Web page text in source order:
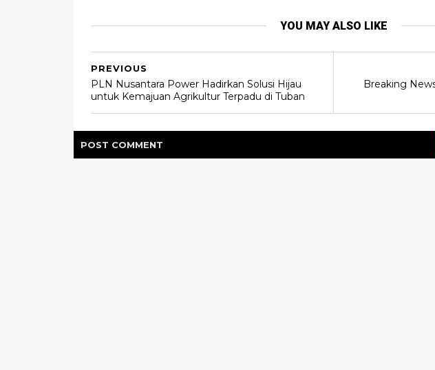
YOU MAY ALSO LIKE
Breaking
PREVIOUS
PLN Nusantara Power Hadirkan Solusi Hijau
untuk Kemajuan Agrikultur Terpadu di Tuban
POST COMMENT